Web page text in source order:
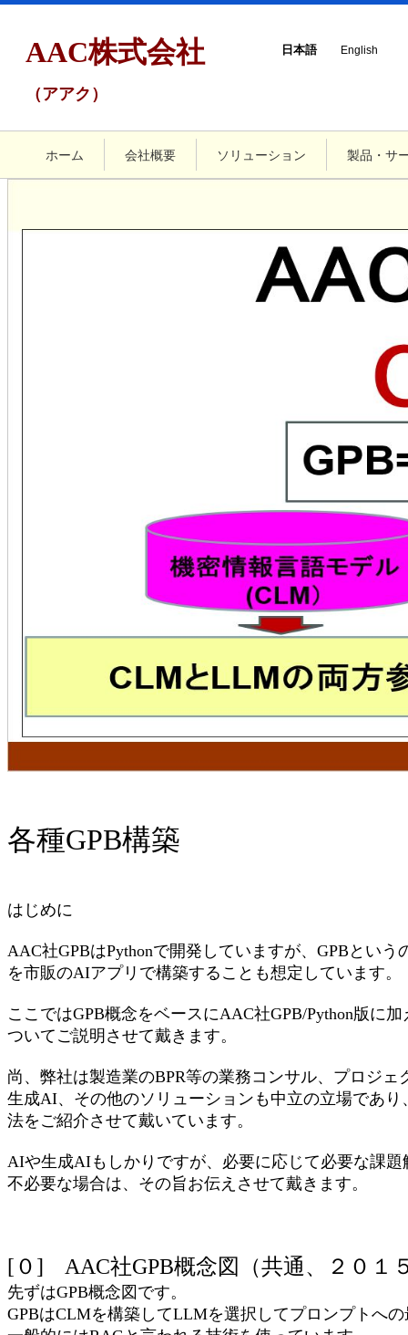
AAC株式会社
（アアク）
日本語 English
ホーム 会社概要 ソリューション 製品・サ
各種GPB構築
はじめに
AAC社GPBはPythonで開発していますが、GPBとい
を市販のAIアプリで構築することも想定しています。
ここではGPB概念をベースにAAC社GPB/Python版に
ついてご説明させて戴きます。
尚、弊社は製造業のBPR等の業務コンサル、プロジ
生成AI、その他のソリューションも中立の立場であ
法をご紹介させて戴いています。
AIや生成AIもしかりですが、必要に応じて必要な課
不必要な場合は、その旨お伝えさせて戴きます。
[０] AAC社GPB概念図（共通、２０１
先ずはGPB概念図です。
GPBはCLMを構築してLLMを選択してプロンプトへ